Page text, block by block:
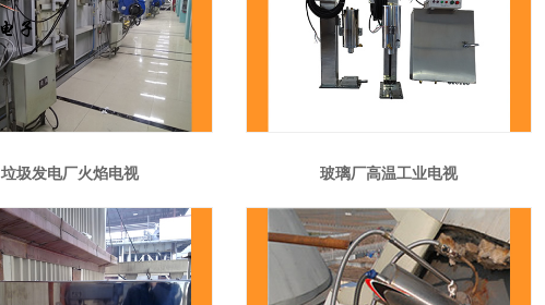
垃圾发电厂火焰电视 玻璃厂高温工业电视